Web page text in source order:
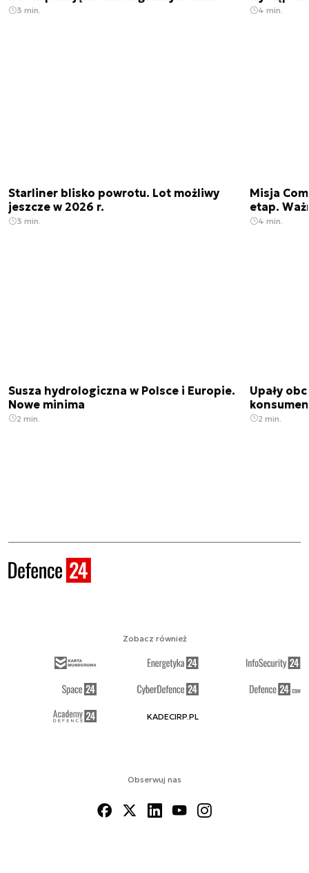
3 min. 4 min.
Starliner blisko powrotu. Lot możliwy
jeszcze w 2026 r.
3 min.
Misja
etap.
4 min.
Susza hydrologiczna w Polsce i Europie.
Nowe minima
2 min.
Upały
2 min.
Obserwuj nas
Zobacz również
KADECIRP.PL